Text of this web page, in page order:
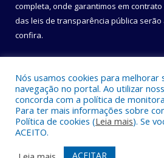
completa, onde garantimos em
das leis de transparência pública serão
confira.
Todos os direitos reservados a
Mapa do Site Acessar Área
Nós usamos cookies para melhorar
navegação no portal. Ao utilizar
concorda com a política de
Para ter mais informações sobre
Política de cookies (Leia mais). Se
ACEITO.
ACEITAR